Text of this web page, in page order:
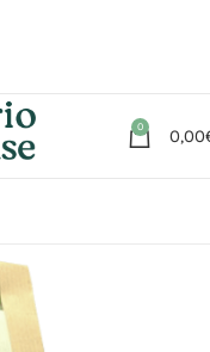
0 0,00